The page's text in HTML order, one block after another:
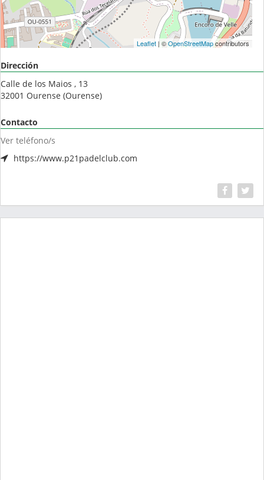
Leaflet| ©OpenStreetMapcontributors
Dirección
Calle de los Maios , 13
32001 Ourense (Ourense)
Contacto
Ver teléfono/s
https://www.p21padelclub.com